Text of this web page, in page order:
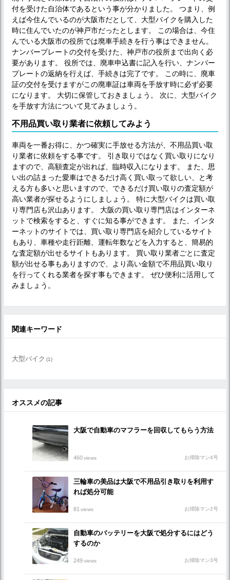
付を受けた自治体であるという事が分かりました。 つまり、例
えば今住んでいるのが大阪市だとして、大型バイクを購入した
時に住んでいたのが神戸市だったとします。 この場合は、今住
んでいる大阪市の役所では廃車手続きを行う事はできません。
ナンバープレートの交付を受けた、神戸市の役所まで出向く必
要があります。 役所では、廃車申込書に記入を行い、ナンバー
プレートの返納を行えば、手続きは完了です。 この時に、廃車
証の交付を受けますがこの廃車証は車両を手放す時に必ず必要
になります。 大切に保管しておきましょう。 次に、大型バイク
を手放す方法について見てみましょう。
不用品買い取り業者に依頼してみよう
車両を一番お得に、かつ確実に手放せる方法が、不用品買い取
り業者に依頼をする事です。 引き取りではなく買い取りになり
ますので、高額査定が出れば、臨時収入になります。 また、思
い出の詰まった愛車はできるだけ高く買い取って欲しい、と考
える方も多いと思いますので、できるだけ買い取りの査定額が
高い業者が探せるようにしましょう。 特に大型バイクは買い取
り専門店も沢山あります。 大阪の買い取り専門店はインターネ
ットで検索をすると、すぐに知る事ができます。 また、インタ
ーネットのサイトでは、買い取り専門店を紹介しているサイト
もあり、車種や走行距離、運転年数などを入力すると、簡易的
な査定額が出せるサイトもあります。 買い取り業者ごとに査定
額が出せる事もありますので、より高い金額で不用品買い取り
を行ってくれる業者を探す事もできます。 ぜひ便利に活用して
みましょう。
関連キーワード
大型バイク (1)
オススメの記事
大阪で自動車のマフラーを回収してもらう方法
460views お掃除マン4号
三輪車の美品は大阪で不用品引き取りを利用す
れば処分可能
81views お掃除マン2号
自動車のバッテリーを大阪で処分するにはどう
するのか
249views お掃除マン3号